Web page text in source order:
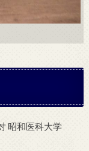
昭和医科大学